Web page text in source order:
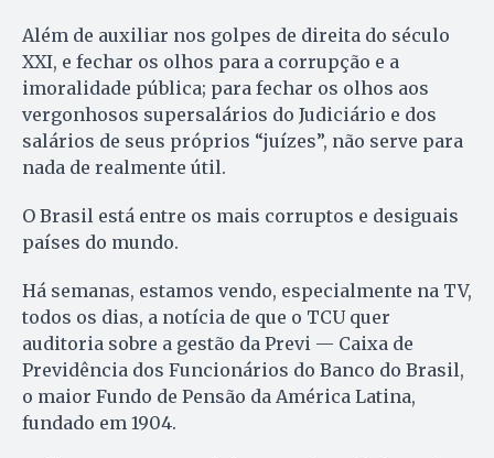
Além de auxiliar nos golpes de direita do século
XXI, e fechar os olhos para a corrupção e a
imoralidade pública; para fechar os olhos aos
vergonhosos supersalários do Judiciário e dos
salários de seus próprios “juízes”, não serve para
nada de realmente útil.
O Brasil está entre os mais corruptos e desiguais
países do mundo.
Há semanas, estamos vendo, especialmente na TV,
todos os dias, a notícia de que o TCU quer
auditoria sobre a gestão da Previ — Caixa de
Previdência dos Funcionários do Banco do Brasil,
o maior Fundo de Pensão da América Latina,
fundado em 1904.